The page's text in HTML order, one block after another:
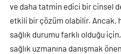
ve daha tatmin edici bir cinsel
etkili bir çözüm olabilir. Ancak,
sağlık durumu farklı olduğu
sağlık uzmanına danışmak